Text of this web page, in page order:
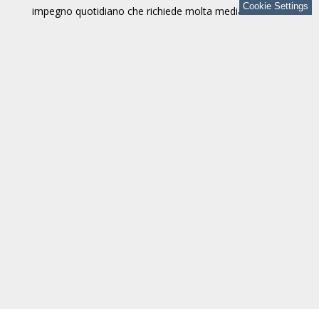
impegno quotidiano che richiede molta mediazione e
Cookie Settings